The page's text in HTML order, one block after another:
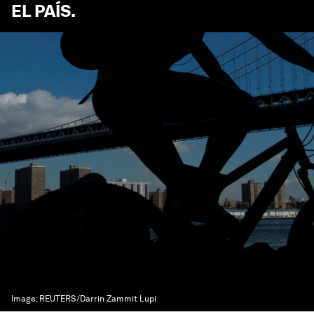
EL PAÍS.
Image: REUTERS/Darrin Zammit Lupi